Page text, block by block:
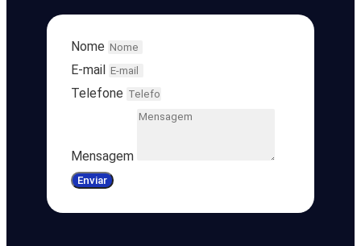
Nome
E-mail
Telefone
Mensagem
Enviar